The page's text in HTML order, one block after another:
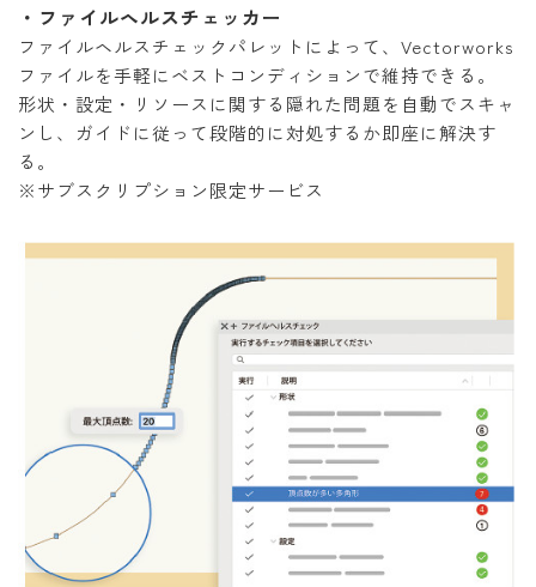
・ファイルヘルスチェッカー
ファイルヘルスチェックパレットによって、Vectorworks
ファイルを手軽にベストコンディションで維持できる。
形状・設定・リソースに関する隠れた問題を自動でスキャ
ンし、ガイドに従って段階的に対処するか即座に解決す
る。
※サブスクリプション限定サービス